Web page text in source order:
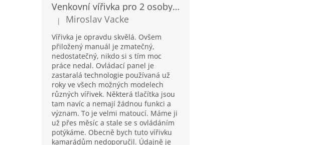
Venkovní vířivka pro 2 osoby Sanotechnik Modena modrá 205x130cm
Hodnocení produktu je 3 z 5 hvězdiček.
| Miroslav Vacke
Vířivka je opravdu skvělá. Ovšem
přiložený manuál je zmatečný,
nedostatečný, nikdo si s tím moc
práce nedal. Ovládací panel je
zastaralá technologie používaná už
roky ve všech možných modelech
různých vířivek. Některá tlačítka jsou
tam navíc a nemají žádnou funkci a
význam. To je velmi matoucí. Máme ji
už přes měsíc a stale se s ovládáním
potýkáme. Obecně bych tuto vířivku
kamarádům nedoporučil. Údajně je